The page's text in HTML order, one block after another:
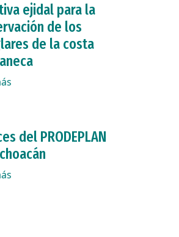
ejidal para la
de los
de la costa
del PRODEPLAN